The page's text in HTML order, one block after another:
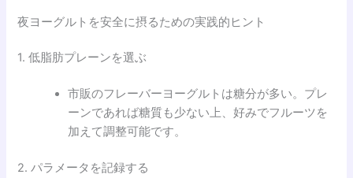
夜ヨーグルトを安全に摂るための実践的ヒント
1. 低脂肪プレーンを選ぶ
市販のフレーバーヨーグルトは糖分が多い。プレ
ーンであれば糖質も少ない上、好みでフルーツを
加えて調整可能です。
2. パラメータを記録する